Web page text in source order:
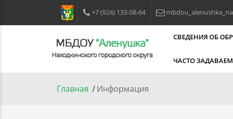
+7 (924) 133-08-64
СВЕДЕНИЯ ОБ
ЧАСТО
Главная Информация